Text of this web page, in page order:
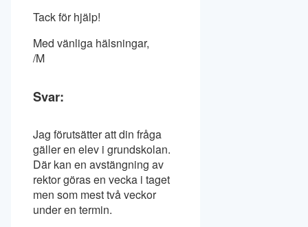
Tack för hjälp!
Med vänliga hälsningar,
/M
Svar:
Jag förutsätter att din fråga
gäller en elev i grundskolan.
Där kan en avstängning av
rektor göras en vecka i taget
men som mest två veckor
under en termin.